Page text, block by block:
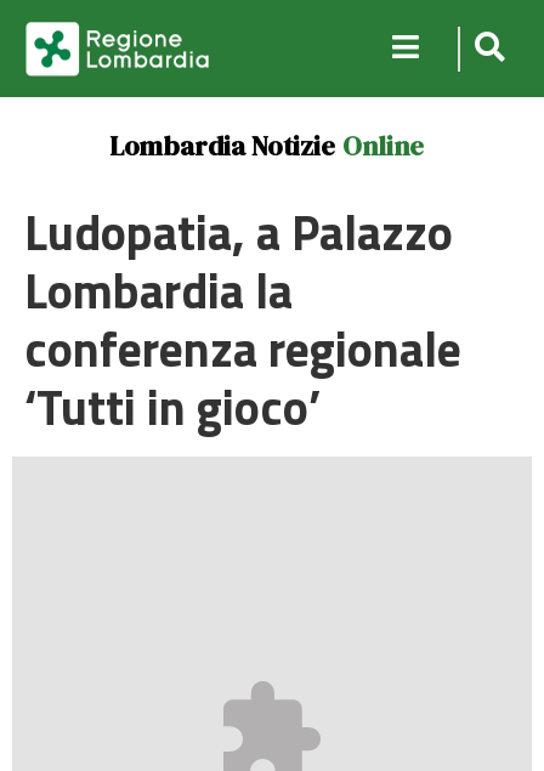
Lombardia Notizie Online
Ludopatia, a Palazzo
Lombardia la
conferenza regionale
‘Tutti in gioco’